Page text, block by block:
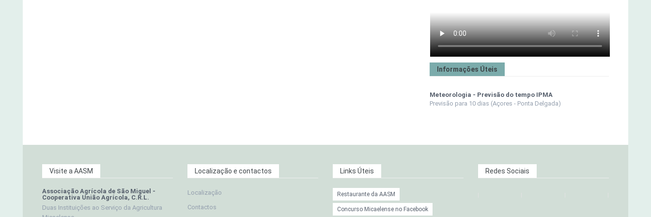
Informações Úteis
Meteorologia - Previsão do tempo IPMA
Previsão para 10 dias (Açores - Ponta Delgada)
Visite a AASM
Associação Agrícola de São Miguel -
Cooperativa União Agrícola, C.R.L.
Duas Instituições ao Serviço da Agricultura
Localização e contactos
Localização
Contactos
Links Úteis
Restaurante da AASM
Concurso Micaelense no Facebook
Redes Sociais